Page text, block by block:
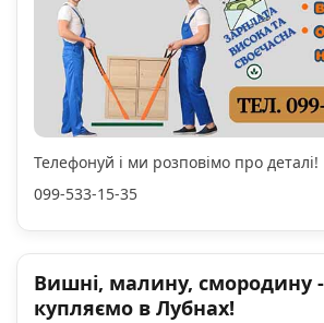
Телефонуй і ми розповімо про деталі!
099-533-15-35
Вишні, малину, смородину
купляємо в Лубнах!